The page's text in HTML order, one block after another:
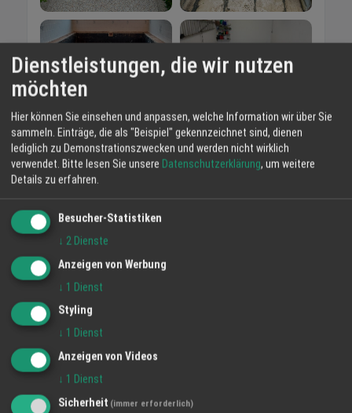
Dienstleistungen, die wir nutzen
möchten
Hier können Sie einsehen und anpassen, welche Information wir über Sie
sammeln. Einträge, die als "Beispiel" gekennzeichnet sind, dienen
lediglich zu Demonstrationszwecken und werden nicht wirklich
verwendet. Bitte lesen Sie unsere Datenschutzerklärung, um weitere
Details zu erfahren.
Besucher-Statistiken
↓ 2 Dienste
Anzeigen von Werbung
↓ 1 Dienst
Styling
↓ 1 Dienst
Anzeigen von Videos
↓ 1 Dienst
Sicherheit (immer erforderlich)